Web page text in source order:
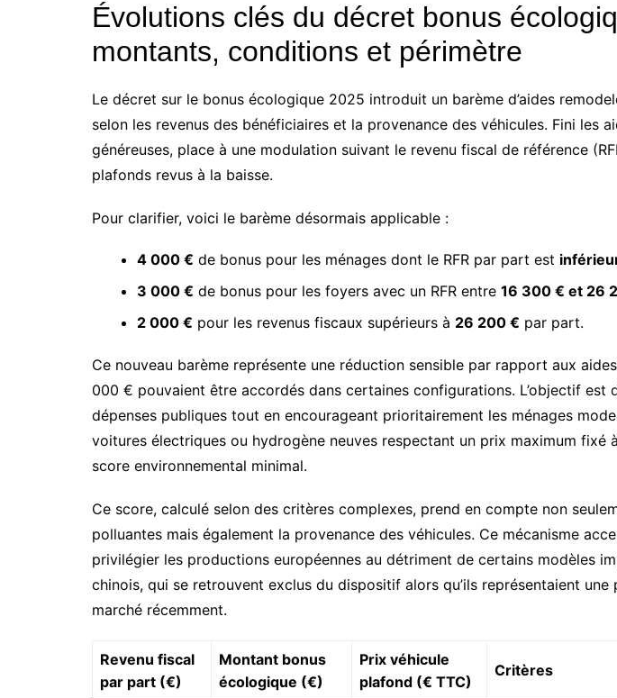
Évolutions clés du décret bonus
montants, conditions et périmètre
Le décret sur le bonus écologique 2025 introduit un barème d’aides
selon les revenus des bénéficiaires et la provenance des véhicules. Fini les
généreuses, place à une modulation suivant le revenu fiscal de référence
plafonds revus à la baisse.
Pour clarifier, voici le barème désormais applicable :
4 000 € de bonus pour les ménages dont le RFR par part est
3 000 € de bonus pour les foyers avec un RFR entre 16 300 € et 26
2 000 € pour les revenus fiscaux supérieurs à 26 200 € par part.
Ce nouveau barème représente une réduction sensible par rapport aux aides
000 € pouvaient être accordés dans certaines configurations. L’objectif est
dépenses publiques tout en encourageant prioritairement les ménages
voitures électriques ou hydrogène neuves respectant un prix maximum fixé
score environnemental minimal.
Ce score, calculé selon des critères complexes, prend en compte non
polluantes mais également la provenance des véhicules. Ce mécanisme
privilégier les productions européennes au détriment de certains modèles
chinois, qui se retrouvent exclus du dispositif alors qu’ils représentaient une
marché récemment.
Revenu fiscal
par part (€)
Montant bonus
écologique (€)
Prix véhicule
plafond (€ TTC)
Critères